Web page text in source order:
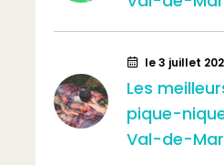
le 3 juillet
Les
pique-
Val-de-